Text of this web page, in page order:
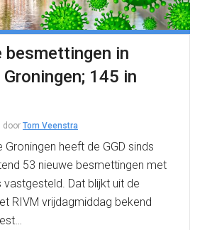
besmettingen in
145 in
door Tom Veenstra
Groningen heeft de GGD sinds
53 nieuwe besmettingen met
Dat blijkt uit de
RIVM vrijdagmiddag bekend